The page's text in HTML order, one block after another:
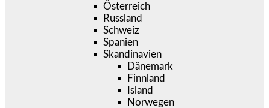
Österreich
Russland
Schweiz
Spanien
Skandinavien
Dänemark
Finnland
Island
Norwegen